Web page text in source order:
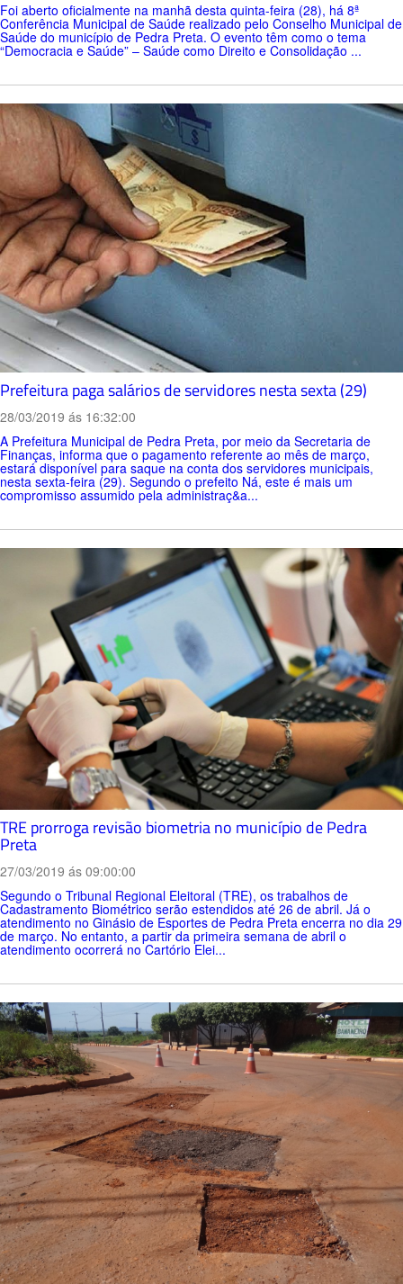
Foi aberto oficialmente na manhã desta quinta-feira (28), há 8ª
Conferência Municipal de Saúde realizado pelo Conselho Municipal de
Saúde do município de Pedra Preta. O evento têm como o tema
“Democracia e Saúde” – Saúde como Direito e Consolidação ...
Prefeitura paga salários de servidores nesta sexta (29)
28/03/2019 ás 16:32:00
A Prefeitura Municipal de Pedra Preta, por meio da Secretaria de
Finanças, informa que o pagamento referente ao mês de março,
estará disponível para saque na conta dos servidores municipais,
nesta sexta-feira (29). Segundo o prefeito Ná, este é mais um
compromisso assumido pela administraç&a...
TRE prorroga revisão biometria no município de Pedra
Preta
27/03/2019 ás 09:00:00
Segundo o Tribunal Regional Eleitoral (TRE), os trabalhos de
Cadastramento Biométrico serão estendidos até 26 de abril. Já o
atendimento no Ginásio de Esportes de Pedra Preta encerra no dia 29
de março. No entanto, a partir da primeira semana de abril o
atendimento ocorrerá no Cartório Elei...